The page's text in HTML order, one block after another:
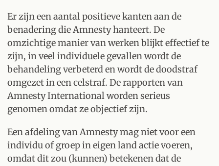
Er zijn een aantal positieve kanten aan de
benadering die Amnesty hanteert. De
omzichtige manier van werken blijkt effectief te
zijn, in veel individuele gevallen wordt de
behandeling verbeterd en wordt de doodstraf
omgezet in een celstraf. De rapporten van
Amnesty International worden serieus
genomen omdat ze objectief zijn.
Een afdeling van Amnesty mag niet voor een
individu of groep in eigen land actie voeren,
omdat dit zou (kunnen) betekenen dat de